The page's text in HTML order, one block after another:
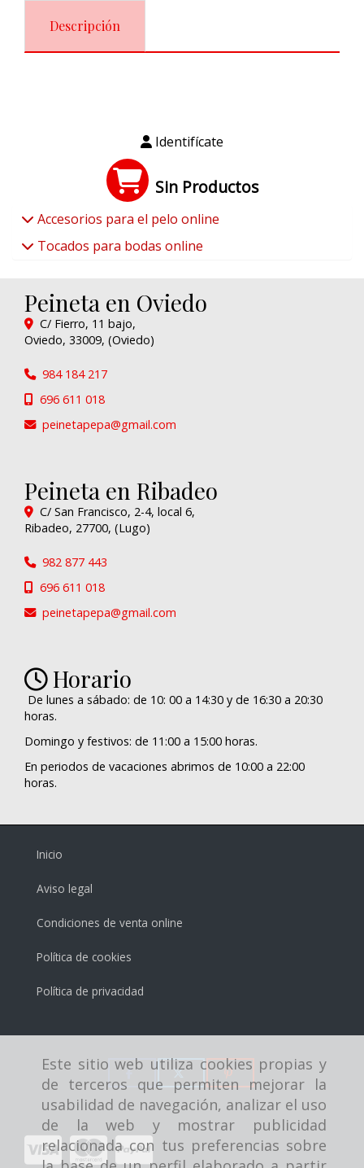
Este sitio web utiliza cookies propias y
de terceros que permiten mejorar la
usabilidad de navegación, analizar el uso
de la web y mostrar publicidad
relacionada con tus preferencias sobre
Descripción
Identifícate
Sin Productos
Accesorios para el pelo online
Tocados para bodas online
Peineta en Oviedo
C/ Fierro, 11 bajo,
Oviedo, 33009, (Oviedo)
984 184 217
696 611 018
peinetapepa
gmail.com
Peineta en Ribadeo
C/ San Francisco, 2-4, local 6,
Ribadeo, 27700, (Lugo)
982 877 443
696 611 018
peinetapepa
gmail.com
Horario
De lunes a sábado: de 10: 00 a 14:30 y de 16:30 a 20:30
horas.
Domingo y festivos: de 11:00 a 15:00 horas.
En periodos de vacaciones abrimos de 10:00 a 22:00
horas.
Inicio
Aviso legal
Condiciones de venta online
Política de cookies
Política de privacidad